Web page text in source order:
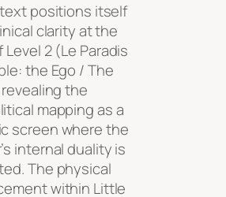
positions itself
clarity at the
Level 2 (Le Paradis
the Ego / The
the
mapping as a
screen where the
internal duality is
The physical
within Little